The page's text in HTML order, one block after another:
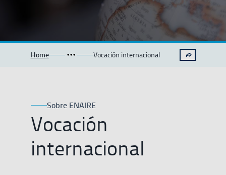
Home MOSTRAR OPCIONES DEL CAMINO DE MIGAS
Vocación internacional
Sobre ENAIRE
Vocación
internacional